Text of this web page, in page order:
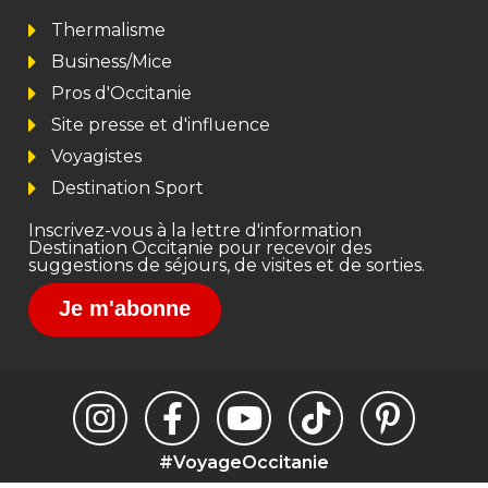
Thermalisme
Business/Mice
Pros d'Occitanie
Site presse et d'influence
Voyagistes
Destination Sport
Inscrivez-vous à la lettre d'information
Destination Occitanie pour recevoir des
suggestions de séjours, de visites et de sorties.
Je m'abonne
#VoyageOccitanie